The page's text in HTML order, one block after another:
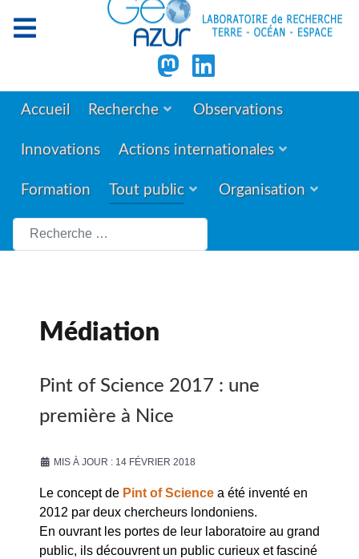
Accueil Recherche Observations
Innovations Actions internationales
Formation Tout public Organisation
Rechercher
Médiation
Pint of Science 2017 : une
première à Nice
MIS À JOUR : 14 FÉVRIER 2018
Le concept de Pint of Science a été inventé en
2012 par deux chercheurs londoniens.
En ouvrant les portes de leur laboratoire au grand
public, ils découvrent un public curieux et fasciné